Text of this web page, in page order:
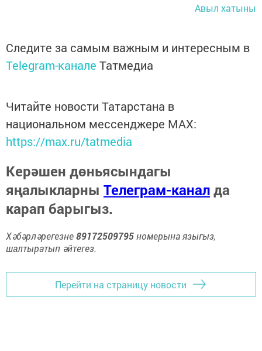
Авыл хатыны
Следите за самым важным и интересным в
Telegram-канале Татмедиа
Читайте новости Татарстана в
национальном мессенджере MАХ:
https://max.ru/tatmedia
Керәшен дөньясындагы
яңалыкларны Телеграм-каналда
карап барыгыз.
Хәбәрләрегезне89172509795номерына языгыз,
шалтыратып әйтегез.
Перейти на страницу новости